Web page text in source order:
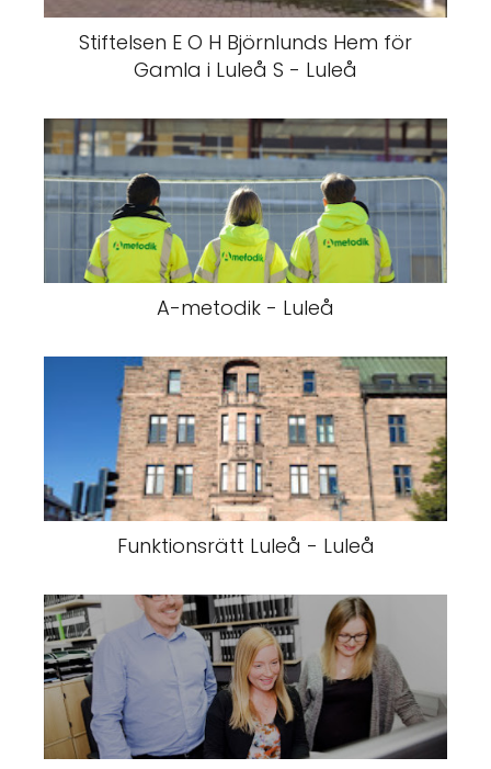
Stiftelsen E O H Björnlunds Hem för
Gamla i Luleå S - Luleå
A-metodik - Luleå
Funktionsrätt Luleå - Luleå